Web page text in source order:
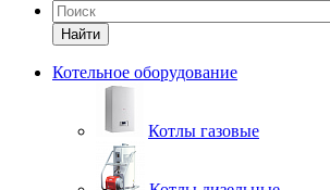
Найти
Котельное оборудование
Котлы газовые